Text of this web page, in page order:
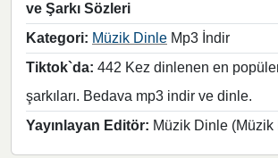
ve Şarkı Sözleri
Kategori: Müzik Dinle Mp3 İndir
Tiktok`da: 442 Kez dinlenen en
şarkıları. Bedava mp3 indir ve dinle.
Yayınlayan Editör: Müzik Dinle (Müzik